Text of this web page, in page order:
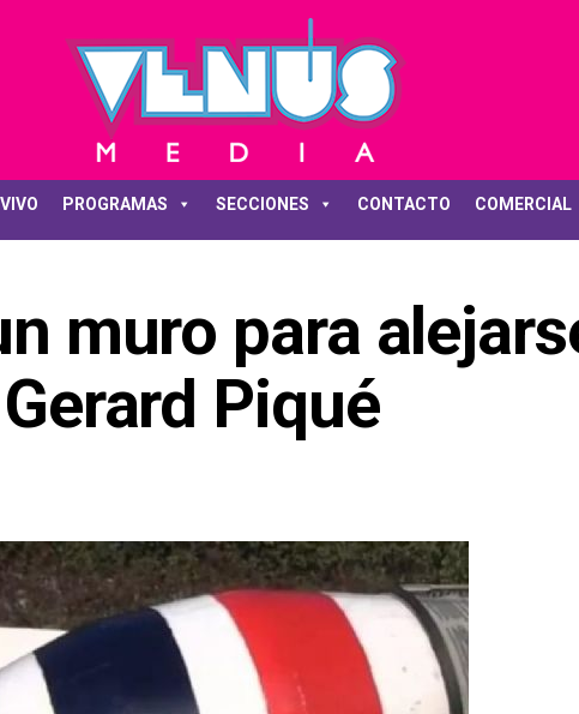
PROGRAMAS SECCIONES CONTACTO COMERCIAL
muro para
Piqué